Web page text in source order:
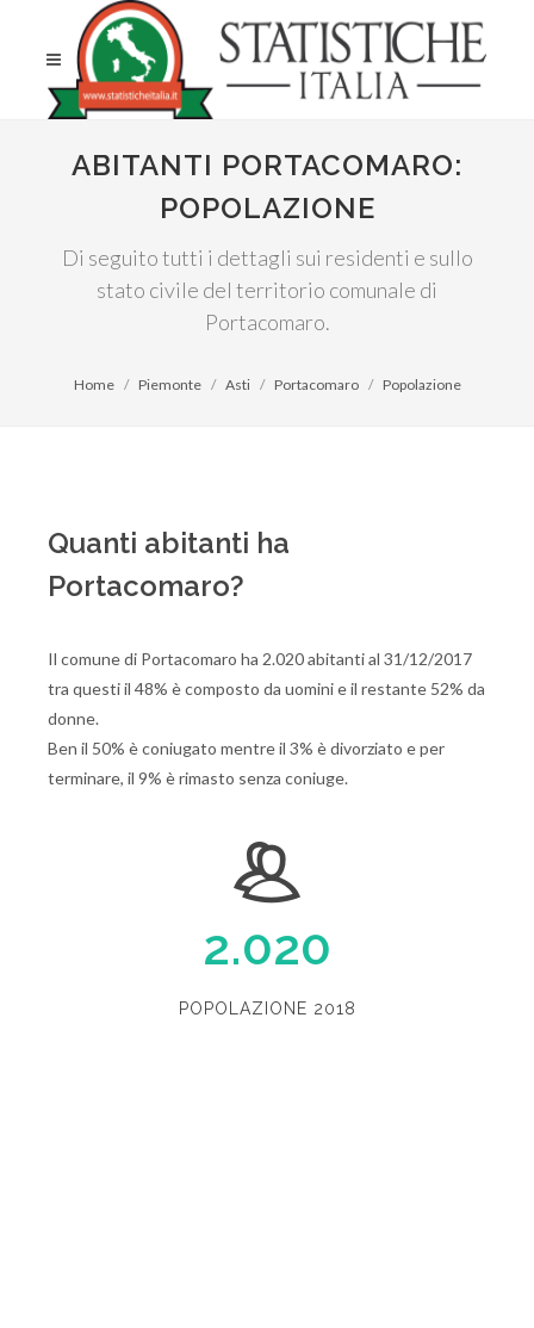
ABITANTI PORTACOMARO:
POPOLAZIONE
Di seguito tutti i dettagli sui residenti e sullo
stato civile del territorio comunale di
Portacomaro.
Home Piemonte Asti Portacomaro Popolazione
Quanti abitanti ha
Portacomaro?
Il comune di Portacomaro ha 2.020 abitanti al 31/12/2017
tra questi il 48% è composto da uomini e il restante 52% da
donne.
Ben il 50% è coniugato mentre il 3% è divorziato e per
terminare, il 9% è rimasto senza coniuge.
2.020
POPOLAZIONE 2018